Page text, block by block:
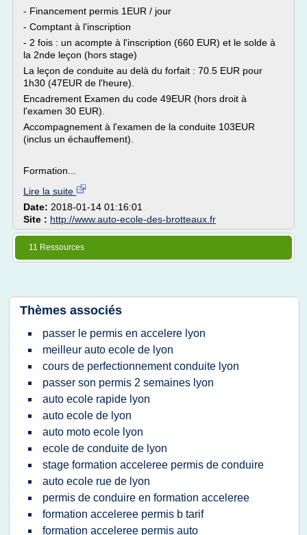
- Financement permis 1EUR / jour
- Comptant à l'inscription
- 2 fois : un acompte à l'inscription (660 EUR) et le solde à
la 2nde leçon (hors stage)
La leçon de conduite au delà du forfait : 70.5 EUR pour
1h30 (47EUR de l'heure).
Encadrement Examen du code 49EUR (hors droit à
l'examen 30 EUR).
Accompagnement à l'examen de la conduite 103EUR
(inclus un échauffement).
Formation...
Lire la suite
Date: 2018-01-14 01:16:01
Site : http://www.auto-ecole-des-brotteaux.fr
11 Ressources
Thèmes associés
passer le permis en accelere lyon
meilleur auto ecole de lyon
cours de perfectionnement conduite lyon
passer son permis 2 semaines lyon
auto ecole rapide lyon
auto ecole de lyon
auto moto ecole lyon
ecole de conduite de lyon
stage formation acceleree permis de conduire
auto ecole rue de lyon
permis de conduire en formation acceleree
formation acceleree permis b tarif
formation acceleree permis auto